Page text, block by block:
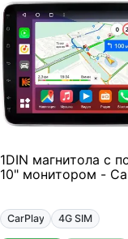
1DIN магнитола с
10" монитором -
CarPlay 4G SIM